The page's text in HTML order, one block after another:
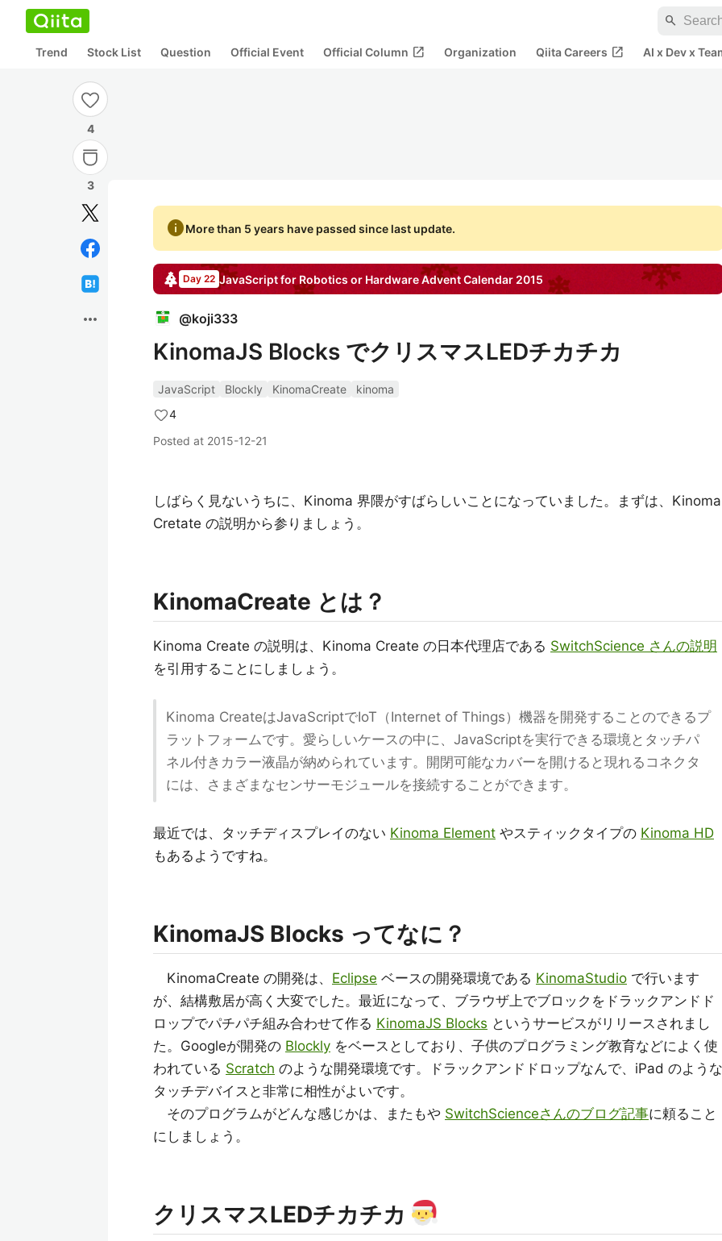
search
Trend Stock List Question Official Event Official Column open_in_new Organization Qiita Careers open_in_new AI x Dev x
4
3
more_horiz
infoMore than 5 years have passed since last update.
Day 22 JavaScript for Robotics or HardwareAdvent Calendar 2015
@koji333
KinomaJS Blocks でクリスマスLEDチカチカ
JavaScript Blockly KinomaCreate
kinoma
4
Posted at 2015-12-21
しばらく見ないうちに、Kinoma 界隈がすばらしいことになっていました。まずは、Kinoma
Cretate の説明から参りましょう。
KinomaCreate とは？
Kinoma Create の説明は、Kinoma Create の日本代理店である SwitchScience さんの説明
を引用することにしましょう。
Kinoma CreateはJavaScriptでIoT（Internet of Things）機器を開発することのできるプ
ラットフォームです。愛らしいケースの中に、JavaScriptを実行できる環境とタッチパ
ネル付きカラー液晶が納められています。開閉可能なカバーを開けると現れるコネクタ
には、さまざまなセンサーモジュールを接続することができます。
最近では、タッチディスプレイのない Kinoma Element やスティックタイプの Kinoma HD
もあるようですね。
KinomaJS Blocks ってなに？
KinomaCreate の開発は、 Eclipse ベースの開発環境である KinomaStudio で行います
が、結構敷居が高く大変でした。最近になって、ブラウザ上でブロックをドラックアンドド
ロップでパチパチ組み合わせて作る KinomaJS Blocks というサービスがリリースされまし
た。Googleが開発の Blockly をベースとしており、子供のプログラミング教育などによく使
われている Scratch のような開発環境です。ドラックアンドドロップなんで、iPad のような
タッチデバイスと非常に相性がよいです。
そのプログラムがどんな感じかは、またもや SwitchScienceさんのブログ記事に頼ること
にしましょう。
クリスマスLEDチカチカ